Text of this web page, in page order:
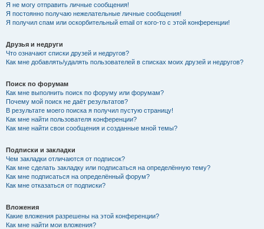
Я не могу отправить личные сообщения!
Я постоянно получаю нежелательные личные сообщения!
Я получил спам или оскорбительный email от кого-то с этой конференции!
Друзья и недруги
Что означают списки друзей и недругов?
Как мне добавлять/удалять пользователей в списках моих друзей и недругов?
Поиск по форумам
Как мне выполнить поиск по форуму или форумам?
Почему мой поиск не даёт результатов?
В результате моего поиска я получил пустую страницу!
Как мне найти пользователя конференции?
Как мне найти свои сообщения и созданные мной темы?
Подписки и закладки
Чем закладки отличаются от подписок?
Как мне сделать закладку или подписаться на определённую тему?
Как мне подписаться на определённый форум?
Как мне отказаться от подписки?
Вложения
Какие вложения разрешены на этой конференции?
Как мне найти мои вложения?